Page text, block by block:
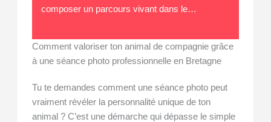
composer un parcours vivant dans le…
Comment valoriser ton animal de compagnie grâce
à une séance photo professionnelle en Bretagne
Tu te demandes comment une séance photo peut
vraiment révéler la personnalité unique de ton
animal ? C’est une démarche qui dépasse le simple